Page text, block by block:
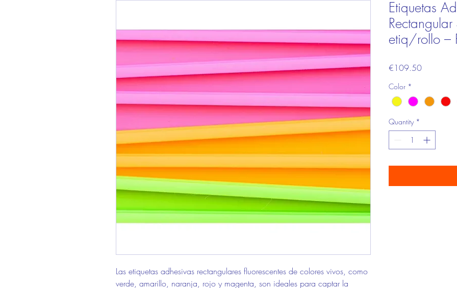
Las etiquetas adhesivas rectangulares fluorescentes de colores vivos, como
verde, amarillo, naranja, rojo y magenta, son ideales para captar la
Etiquetas
etiq/rollo –
€109.50Price
Color *
Quantity *